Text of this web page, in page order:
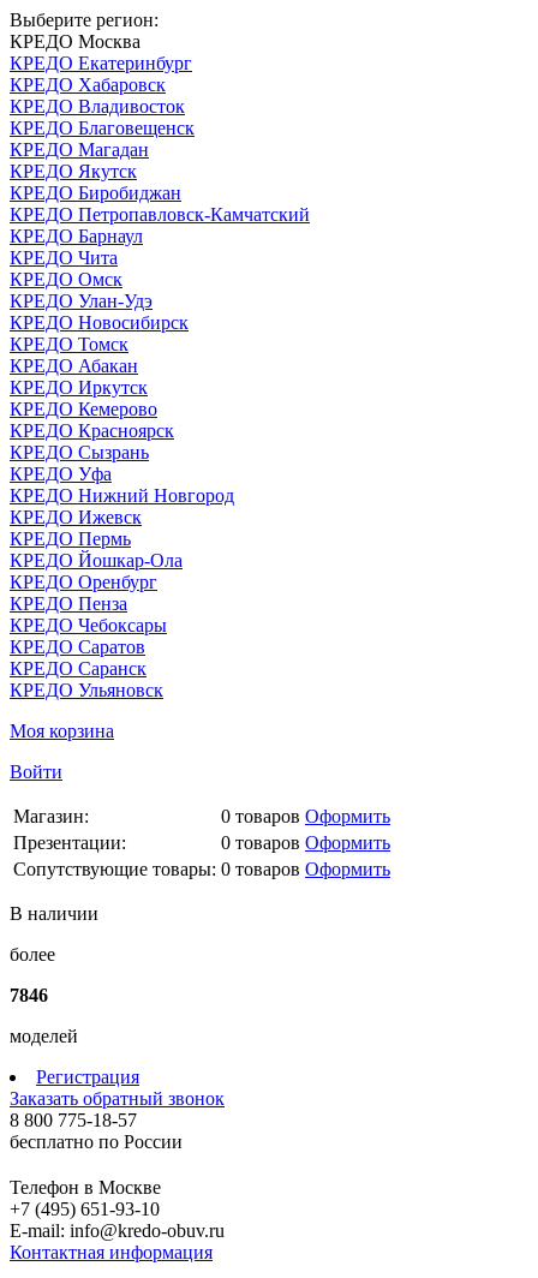
Выберите регион:
КРЕДО Москва
КРЕДО Екатеринбург
КРЕДО Хабаровск
КРЕДО Владивосток
КРЕДО Благовещенск
КРЕДО Магадан
КРЕДО Якутск
КРЕДО Биробиджан
КРЕДО Петропавловск-Камчатский
КРЕДО Барнаул
КРЕДО Чита
КРЕДО Омск
КРЕДО Улан-Удэ
КРЕДО Новосибирск
КРЕДО Томск
КРЕДО Абакан
КРЕДО Иркутск
КРЕДО Кемерово
КРЕДО Красноярск
КРЕДО Сызрань
КРЕДО Уфа
КРЕДО Нижний Новгород
КРЕДО Ижевск
КРЕДО Пермь
КРЕДО Йошкар-Ола
КРЕДО Оренбург
КРЕДО Пенза
КРЕДО Чебоксары
КРЕДО Саратов
КРЕДО Саранск
КРЕДО Ульяновск
Моя корзина
Войти
Магазин: 0 товаров Оформить
Презентации:
0 товаров Оформить
Сопутствующие товары: 0 товаров Оформить
В наличии
более
7846
моделей
Регистрация
Заказать обратный звонок
8 800 775-18-57
бесплатно по России
Телефон в Москве
+7 (495) 651-93-10
E-mail: info@kredo-obuv.ru
Контактная информация